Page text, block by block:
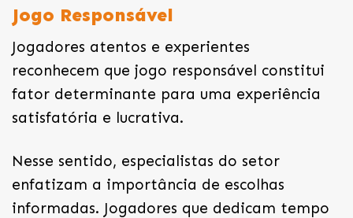
Jogo Responsável
Jogadores atentos e experientes
reconhecem que jogo responsável constitui
fator determinante para uma experiência
satisfatória e lucrativa.
Nesse sentido, especialistas do setor
enfatizam a importância de escolhas
informadas. Jogadores que dedicam tempo